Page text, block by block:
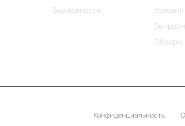
Возможности
Вопрос-
Обзоры
Конфиденциальность